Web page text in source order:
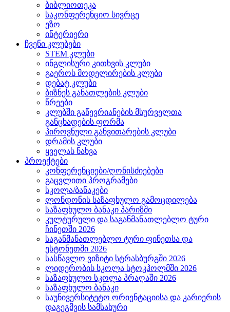
ბიბლიოთეკა
საკონფერენციო სივრცე
ეზო
ინტერიერი
ჩვენი კლუბები
STEM კლუბი
ინგლისური კითხვის კლუბი
გაეროს მოდელირების კლუბი
დებატ კლუბი
ბიზნეს განათლების კლუბი
წრეები
კლუბში გაწევრიანების მსურველთა
განცხადების ფორმა
პიროვნული განვითარების კლუბი
დრამის კლუბი
ყველას ნახვა
პროექტები
კონფერენციები/ღონისძიებები
გაცვლითი პროგრამები
სკოლა/ბანაკები
ლონდონის საზაფხულო გამოცდილება
საზაფხულო ბანაკი პარიზში
კულტურული და საგანმანათლებლო ტური
ჩინეთში 2026
საგანმანათლებლო ტური ფინეთსა და
ესტონეთში 2026
სასწავლო ვიზიტი სტრასბურგში 2026
ლიდერობის სკოლა სტოკჰოლმში 2026
საზაფხულო სკოლა პრაღაში 2026
საზაფხულო ბანაკი
საუნივერსიტეტო ორიენტაციისა და კარიერის
დაგეგმვის სამსახური